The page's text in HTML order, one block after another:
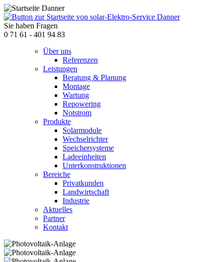
Sie haben Fragen
0 71 61 - 401 94 83
Über uns
Referenzen
Leistungen
Beratung & Planung
Montage
Wartung
Repowering
Notstrom
Produkte
Solarmodule
Wechselrichter
Speichersysteme
Ladeeinheiten
Unterkonstruktionen
Bereiche
Privatkunden
Landwirtschaft
Industrie
Aktuelles
Partner
Kontakt